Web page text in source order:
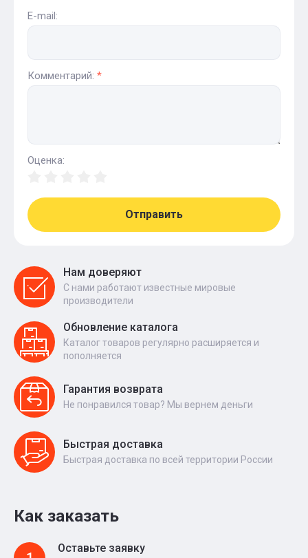
E-mail:
Комментарий: *
Оценка:
Отправить
Нам доверяют
С нами работают известные мировые
производители
Обновление каталога
Каталог товаров регулярно расширяется и
пополняется
Гарантия возврата
Не понравился товар? Мы вернем деньги
Быстрая доставка
Быстрая доставка по всей территории России
Как заказать
Оставьте заявку